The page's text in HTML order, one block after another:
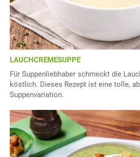
LAUCHCREMESUPPE
Für Suppenliebhaber schmeckt die
köstlich. Dieses Rezept ist eine tolle,
Suppenvariation.